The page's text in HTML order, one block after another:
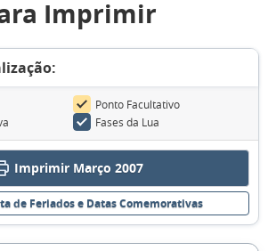
Imprimir
Ponto Facultativo
Fases da Lua
Imprimir Março 2007
de Feriados e Datas Comemorativas